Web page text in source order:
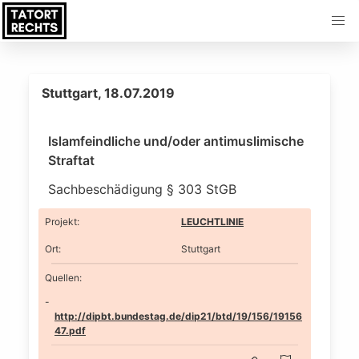
Stuttgart, 18.07.2019
Islamfeindliche und/oder antimuslimische
Straftat
Sachbeschädigung § 303 StGB
Projekt: LEUCHTLINIE
Ort: Stuttgart
Quellen:
http://dipbt.bundestag.de/dip21/btd/19/156/19156
47.pdf